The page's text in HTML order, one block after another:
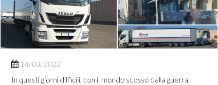
14/03/2022
In questi giorni difficili, con il mondo scosso dalla guerra,